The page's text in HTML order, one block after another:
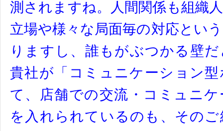
測されますね。人間関係も組織
立場や様々な局面毎の対応とい
りますし、誰もがぶつかる壁
貴社が「コミュニケーション
て、店舗での交流・コミュニ
を入れられているのも、その